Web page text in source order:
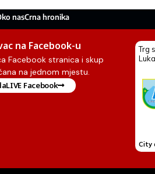
nasCrna hronika
na Facebook-u
Facebook stranica i skup
na jednom mjestu.
Facebook